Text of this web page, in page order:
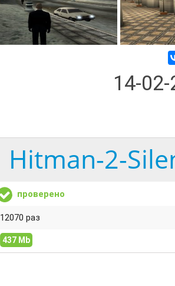
14-
Hitman-2-
проверено
12070 раз
437 Mb